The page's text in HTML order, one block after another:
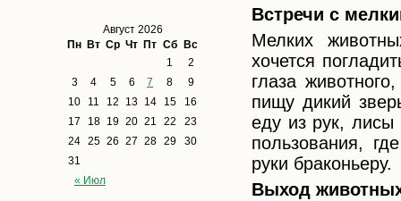
Август 2026
Пн Вт Ср Чт Пт Сб Вс
« Июл
1
2
3
4 5 6 7 8
9
10
11 12 13 14 15
16
17
18 19 20 21 22
23
24 25 26 27 28 29
30
31
Встречи с
Мелких
хочется
глаза
пищу дикий
еду из рук,
пользования,
руки браконьеру.
Выход